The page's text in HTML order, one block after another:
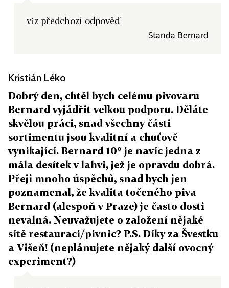
viz předchozí odpověď
Standa Bernard
Kristián Léko
Dobrý den, chtěl bych celému pivovaru
Bernard vyjádřit velkou podporu. Děláte
skvělou práci, snad všechny části
sortimentu jsou kvalitní a chuťově
vynikající. Bernard 10° je navíc jedna z
mála desítek v lahvi, jež je opravdu dobrá.
Přeji mnoho úspěchů, snad bych jen
poznamenal, že kvalita točeného piva
Bernard (alespoň v Praze) je často dosti
nevalná. Neuvažujete o založení nějaké
sítě restauraci/pivnic? P.S. Díky za Švestku
a Višeň! (neplánujete nějaký další ovocný
experiment?)